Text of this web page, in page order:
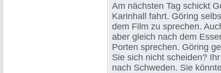
Am nächsten Tag schickt
Karinhall fahrt. Göring
dem Film zu sprechen.
aber gleich nach dem
Porten sprechen. Göring
Sie sich nicht scheiden?
nach Schweden. Sie